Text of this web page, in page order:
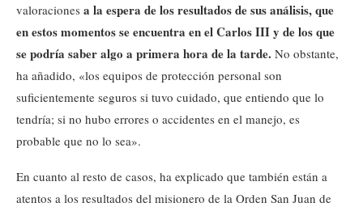
valoraciones a la espera de los resultados de sus análisis, que
en estos momentos se encuentra en el Carlos III y de los que
se podría saber algo a primera hora de la tarde. No obstante,
ha añadido, «los equipos de protección personal son
suficientemente seguros si tuvo cuidado, que entiendo que lo
tendría; si no hubo errores o accidentes en el manejo, es
probable que no lo sea».
En cuanto al resto de casos, ha explicado que también están a
atentos a los resultados del misionero de la Orden San Juan de